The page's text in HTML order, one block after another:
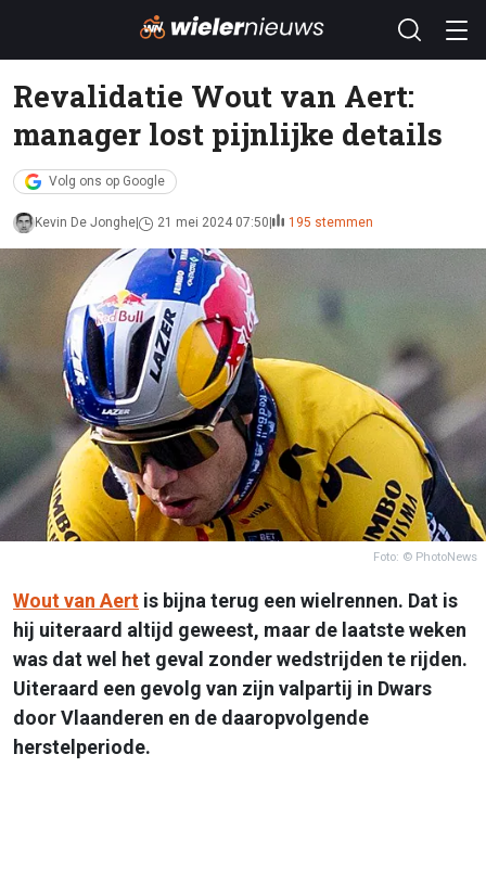
Revalidatie Wout van Aert:
manager lost pijnlijke details
Volg ons op Google
Kevin De Jonghe 21 mei 2024 07:50 195 stemmen
Foto: © PhotoNews
Wout van Aert is bijna terug een wielrennen. Dat is
hij uiteraard altijd geweest, maar de laatste weken
was dat wel het geval zonder wedstrijden te rijden.
Uiteraard een gevolg van zijn valpartij in Dwars
door Vlaanderen en de daaropvolgende
herstelperiode.